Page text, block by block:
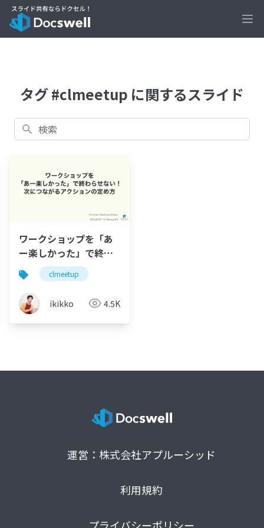
タグ #clmeetup に関するスライド
検索
ワークショップを「あ
ー楽しかった」で終わ
らせない！次につなが
るアクションの定め方
clmeetup
ikikko 4.5K
運営：株式会社アプルーシッド
利用規約
プライバシーポリシー